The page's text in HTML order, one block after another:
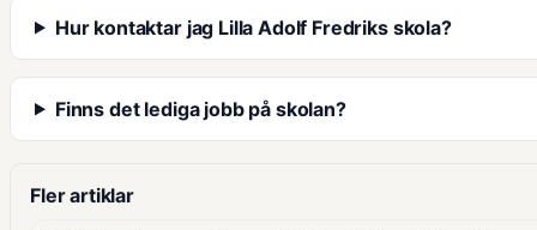
Hur kontaktar jag Lilla Adolf Fredriks skola?
Finns det lediga jobb på skolan?
Fler artiklar